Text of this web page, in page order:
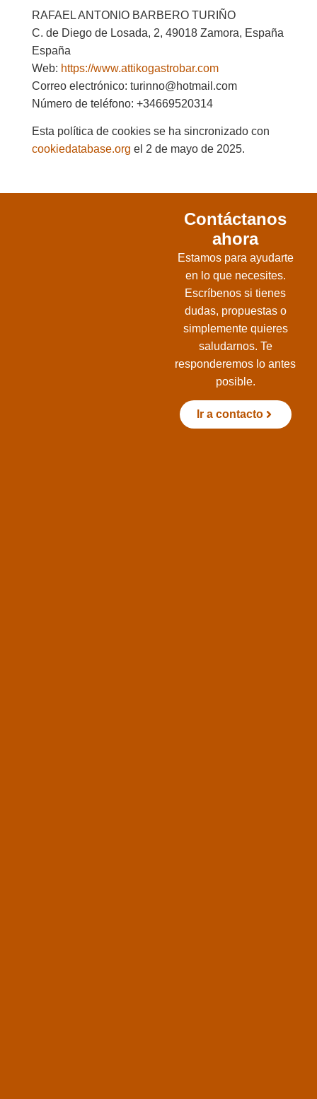
RAFAEL ANTONIO BARBERO TURIÑO
C. de Diego de Losada, 2, 49018 Zamora, España
España
Web: https://www.attikogastrobar.com
Correo electrónico: turinno@hotmail.com
Número de teléfono: +34669520314
Esta política de cookies se ha sincronizado con
cookiedatabase.org el 2 de mayo de 2025.
Contáctanos
ahora
Estamos para ayudarte
en lo que necesites.
Escríbenos si tienes
dudas, propuestas o
simplemente quieres
saludarnos. Te
responderemos lo antes
posible.
Ir a contacto